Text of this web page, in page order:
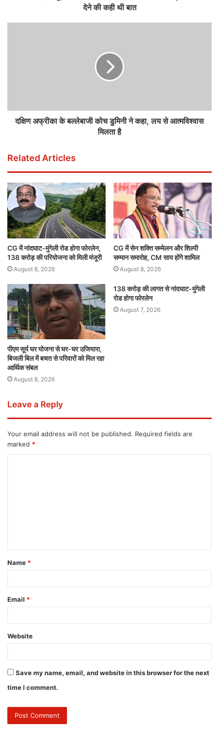
देने की कही थी बात
दक्षिण अफ्रीका के बल्लेबाजी कोच डुमिनी ने कहा, लय से आत्मविश्वास
मिलता है
Related Articles
CG में नांदघाट-मुंगेली रोड होगा फोरलेन,
138 करोड़ की परियोजना को मिली मंजूरी
August 8, 2026
CG में सेन शक्ति सम्मेलन और शिल्पी
सम्मान समारोह, CM साय होंगे शामिल
August 8, 2026
पीएम सूर्य घर योजना से घर-घर उजियारा,
बिजली बिल में बचत से परिवारों को मिल रहा
आर्थिक संबल
August 8, 2026
138 करोड़ की लागत से नांदघाट-मुंगेली
रोड होगा फोरलेन
August 7, 2026
Leave a Reply
Your email address will not be published. Required fields are
marked *
Name *
Email *
Website
Save my name, email, and website in this browser for the next
time I comment.